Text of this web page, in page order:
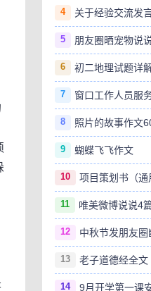
4 关于经验交流发
5 朋友圈晒宠物说
6 初二地理试题详
7 窗口工作人员服
8 照片的故事作文
9 蝴蝶飞飞作文
10 项目策划书（通
11 唯美微博说说4
12
13 老子道德经全文
14